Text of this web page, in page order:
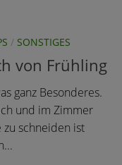
/ SONSTIGES
von Frühling
ganz Besonderes.
und im Zimmer
schneiden ist